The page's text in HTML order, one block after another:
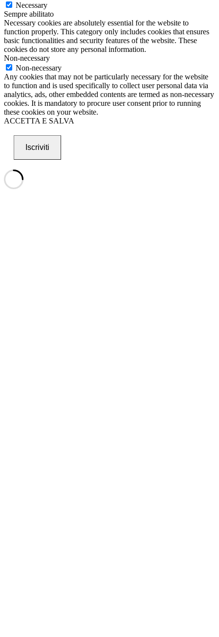
Necessary
Sempre abilitato
Necessary cookies are absolutely essential for the website to
function properly. This category only includes cookies that ensures
basic functionalities and security features of the website. These
cookies do not store any personal information.
Non-necessary
Non-necessary
Any cookies that may not be particularly necessary for the website
to function and is used specifically to collect user personal data via
analytics, ads, other embedded contents are termed as non-necessary
cookies. It is mandatory to procure user consent prior to running
these cookies on your website.
ACCETTA E SALVA
Iscriviti